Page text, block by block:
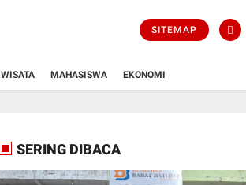
SITEMAP
WISATA MAHASISWA EKONOMI
SERING DIBACA